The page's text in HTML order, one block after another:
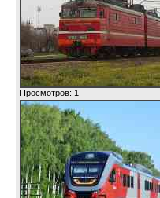
Просмотров: 1